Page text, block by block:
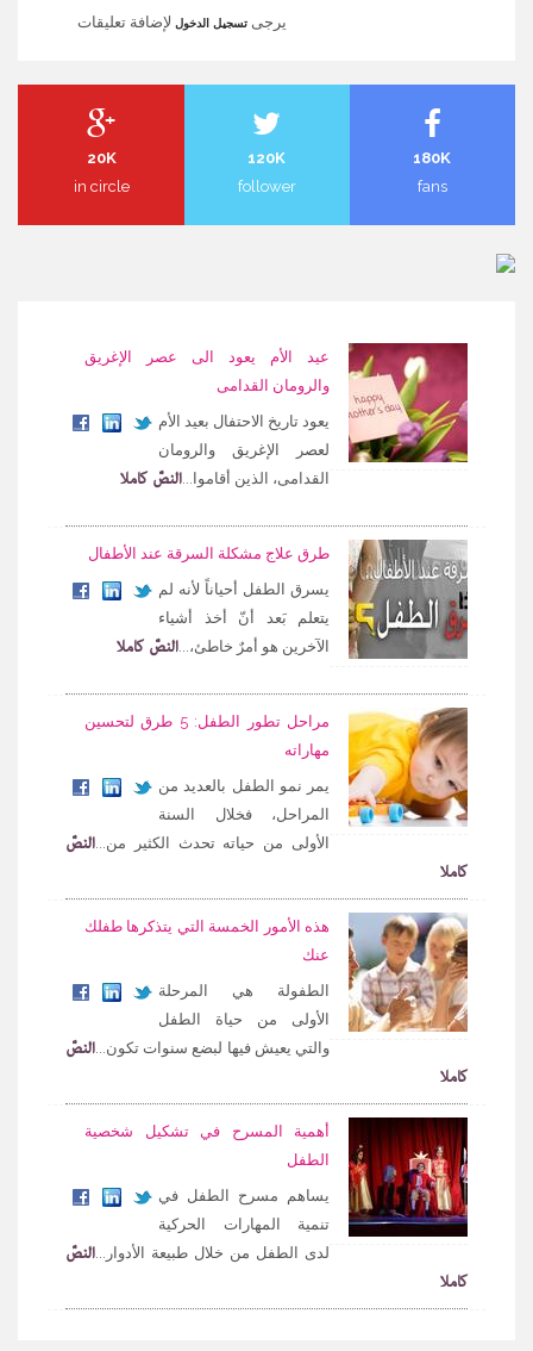
يرجى تسجيل الدخول لإضافة تعليقات
180K
fans
120K
follower
20K
in circle
عيد الأم يعود الى عصر الإغريق
والرومان القدامى
يعود تاريخ الاحتفال بعيد الأم
لعصر الإغريق والرومان
القدامى، الذين أقاموا... النصّ كاملا
طرق علاج مشكلة السرقة عند الأطفال
يسرق الطفل أحياناً لأنه لم
يتعلم بَعد أنّ أخذ أشياء
الآخرين هو أمرٌ خاطئ،... النصّ كاملا
مراحل تطور الطفل: 5 طرق لتحسين
مهاراته
يمر نمو الطفل بالعديد من
المراحل، فخلال السنة
الأولى من حياته تحدث الكثير من... النصّ
كاملا
هذه الأمور الخمسة التي يتذكرها طفلك
عنك
الطفولة هي المرحلة
الأولى من حياة الطفل
والتي يعيش فيها لبضع سنوات تكون... النصّ
كاملا
أهمية المسرح في تشكيل شخصية
الطفل
يساهم مسرح الطفل في
تنمية المهارات الحركية
لدى الطفل من خلال طبيعة الأدوار... النصّ
كاملا